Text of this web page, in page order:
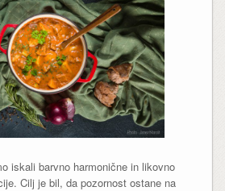
iskali barvno harmonične in likovno
Cilj je bil, da pozornost ostane na